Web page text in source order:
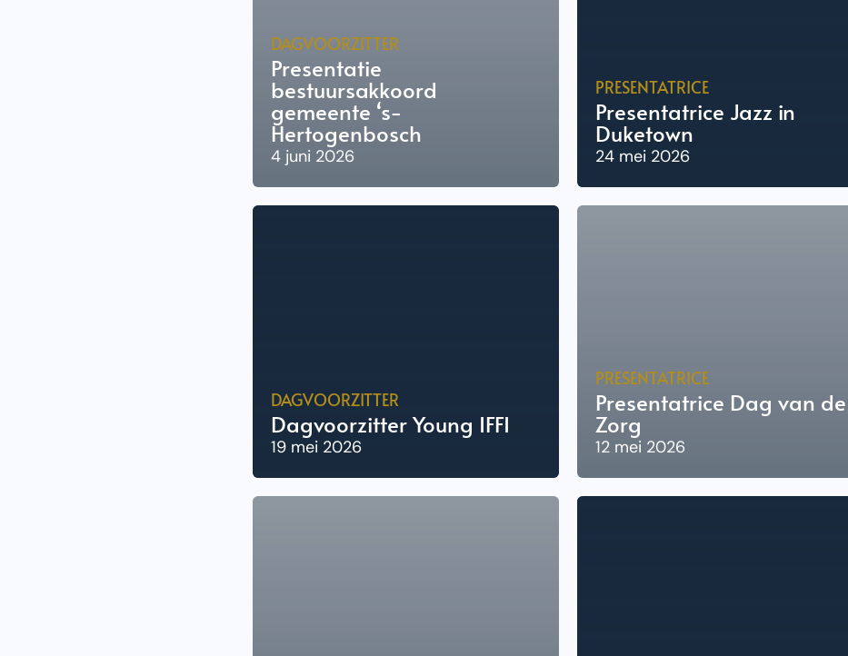
DAGVOORZITTER
Presentatie
bestuursakkoord
gemeente ‘s-
Hertogenbosch
4 juni 2026
PRESENTATRICE
Presentatrice Jazz in
Duketown
24 mei 2026
DAGVOORZITTER
Dagvoorzitter Young IFFI
19 mei 2026
PRESENTATRICE
Presentatrice Dag van de
Zorg
12 mei 2026